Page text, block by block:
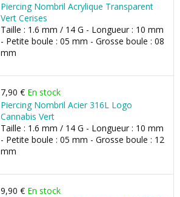
Piercing Nombril Acrylique Transparent
Vert Cerises
Taille : 1.6 mm / 14 G - Longueur : 10 mm
- Petite boule : 05 mm - Grosse boule : 08
mm
7,90 € En stock
Piercing Nombril Acier 316L Logo
Cannabis Vert
Taille : 1.6 mm / 14 G - Longueur : 10 mm
- Petite boule : 05 mm - Grosse boule : 12
mm
9,90 € En stock